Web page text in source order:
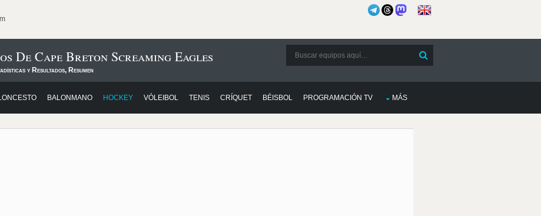
De Cape Breton Screaming Eagles
y Resultados, Resumen
BALONMANO HOCKEY VÓLEIBOL TENIS CRÍQUET BÉISBOL PROGRAMACIÓN TV MÁS